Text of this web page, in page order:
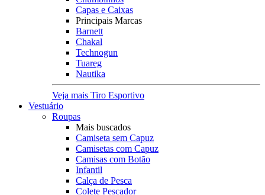
Capas e Caixas
Principais Marcas
Barnett
Chakal
Technogun
Tuareg
Nautika
Veja mais Tiro Esportivo
Vestuário
Roupas
Mais buscados
Camiseta sem Capuz
Camisetas com Capuz
Camisas com Botão
Infantil
Calça de Pesca
Colete Pescador